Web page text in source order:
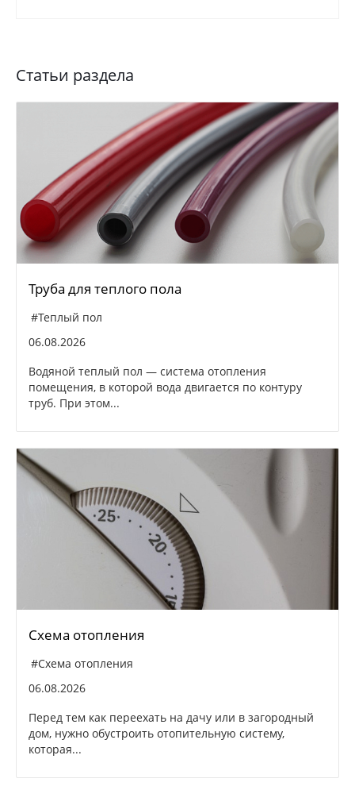
Статьи раздела
Труба для теплого пола
#Теплый пол
06.08.2026
Водяной теплый пол — система отопления
помещения, в которой вода двигается по контуру
труб. При этом...
Схема отопления
#Схема отопления
06.08.2026
Перед тем как переехать на дачу или в загородный
дом, нужно обустроить отопительную систему,
которая...